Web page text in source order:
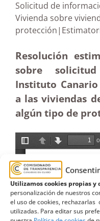
Utilizamos cookies propias y
personalización de nuestros
el uso de cookies,
utilizadas. Para editar sus
Solicitud de
Vivienda sobre
Resolución
sobre
Instituto
a las viviendas
algún tipo de